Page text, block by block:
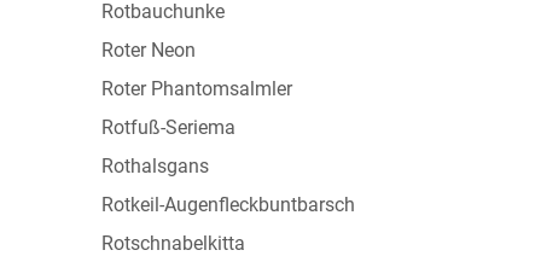
Rotbauchunke
Roter Neon
Roter Phantomsalmler
Rotfuß-Seriema
Rothalsgans
Rotkeil-Augenfleckbuntbarsch
Rotschnabelkitta